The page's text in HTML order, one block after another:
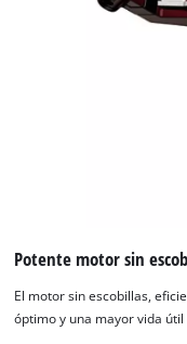
Potente motor sin
El motor sin escobillas,
óptimo y una mayor vida